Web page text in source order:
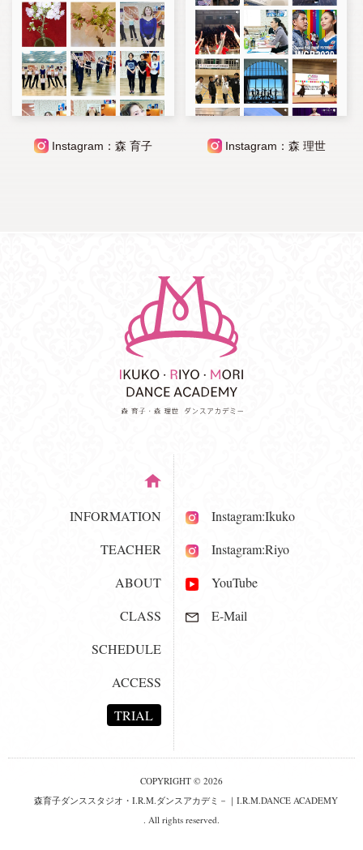
Instagram：森 育子 Instagram：森 理世
INFORMATION
TEACHER
ABOUT
CLASS
SCHEDULE
ACCESS
TRIAL
Instagram:Ikuko
Instagram:Riyo
YouTube
E-Mail
COPYRIGHT © 2026
森育子ダンススタジオ・I.R.M.ダンスアカデミ－｜I.R.M.DANCE ACADEMY
. All rights reserved.